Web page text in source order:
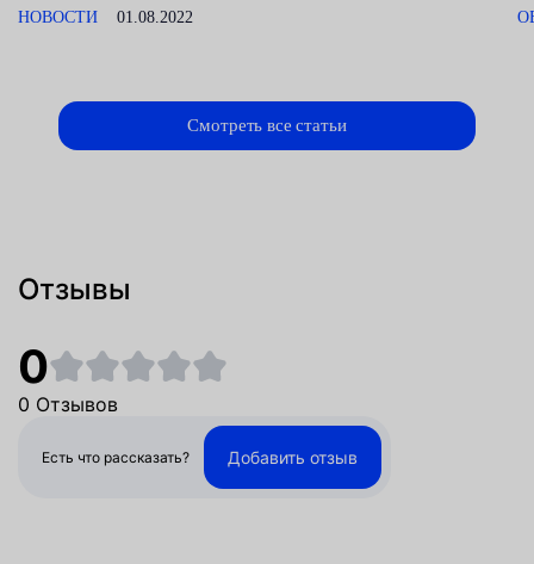
НОВОСТИ 01.08.2022
Смотреть все статьи
Отзывы
0
0 Отзывов
Есть что рассказать? Добавить отзыв